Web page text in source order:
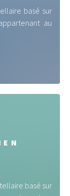
basé sur
au
basé sur